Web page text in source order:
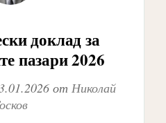
доклад за
пазари 2026
от Николай